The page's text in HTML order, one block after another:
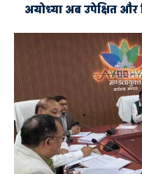
अयोध्या अब उपेक्षित और